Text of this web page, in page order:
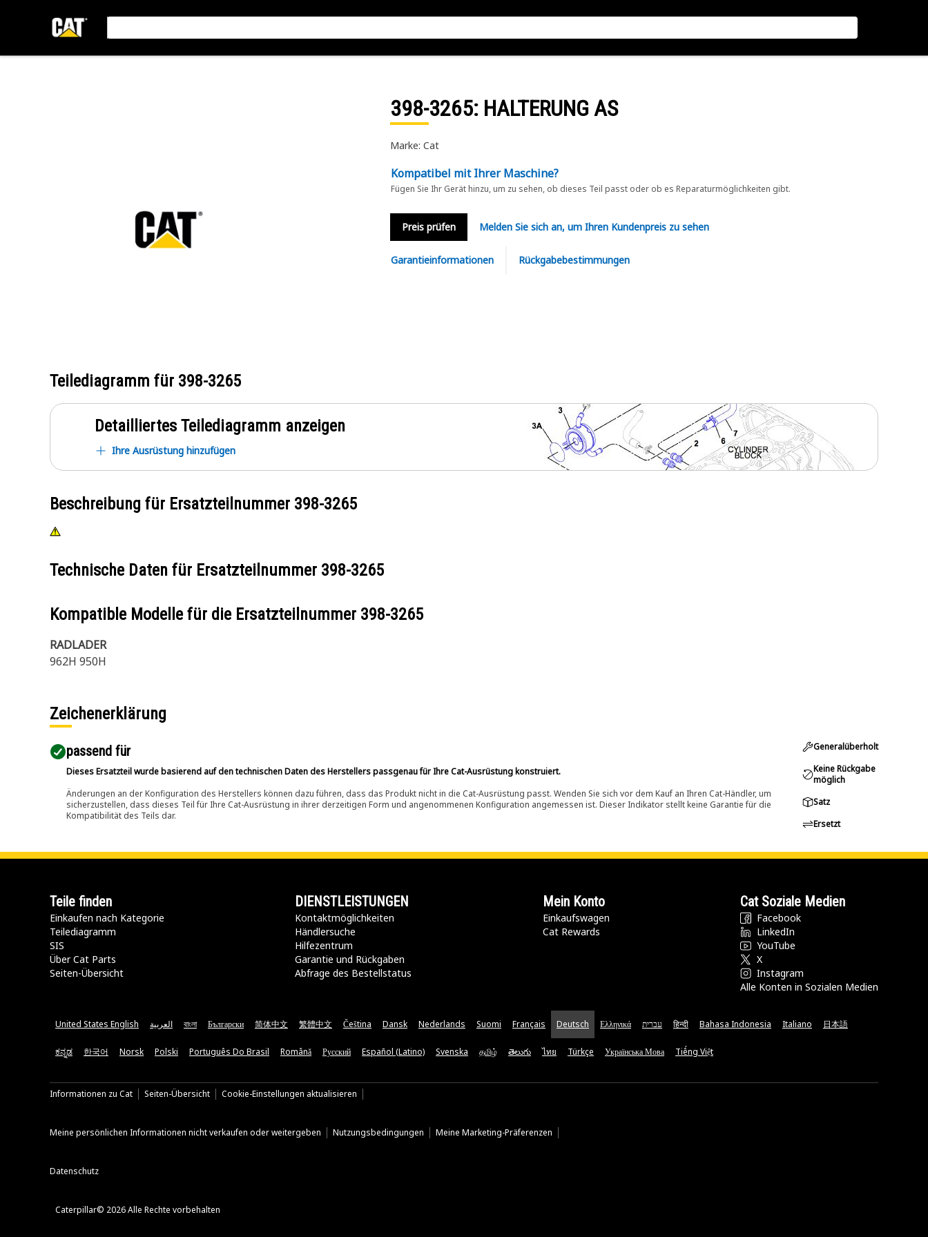
398-3265: HALTERUNG AS
Marke: Cat
Kompatibel mit Ihrer Maschine?
Fügen Sie Ihr Gerät hinzu, um zu sehen, ob dieses Teil passt oder ob es Reparaturmöglichkeiten gibt.
Preis prüfen Melden Sie sich an, um Ihren Kundenpreis zu sehen
Garantieinformationen Rückgabebestimmungen
Teilediagramm für 398-3265
Detailliertes Teilediagramm anzeigen
Ihre Ausrüstung hinzufügen
Beschreibung für Ersatzteilnummer 398-3265
Technische Daten für Ersatzteilnummer 398-3265
Kompatible Modelle für die Ersatzteilnummer 398-3265
RADLADER
962H 950H
Zeichenerklärung
passend für​
Dieses Ersatzteil wurde basierend auf den technischen Daten des Herstellers passgenau für Ihre Cat-Ausrüstung konstruiert.
Änderungen an der Konfiguration des Herstellers können dazu führen, dass das Produkt nicht in die Cat-Ausrüstung passt. Wenden Sie sich vor dem Kauf an Ihren Cat-Händler, um
sicherzustellen, dass dieses Teil für Ihre Cat-Ausrüstung in ihrer derzeitigen Form und angenommenen Konfiguration angemessen ist. Dieser Indikator stellt keine Garantie für die
Kompatibilität des Teils dar.
Generalüberholt
Keine Rückgabe
möglich
Satz
Ersetzt
Teile finden
Einkaufen nach Kategorie
Teilediagramm
SIS
Über Cat Parts
Seiten-Übersicht
DIENSTLEISTUNGEN
Kontaktmöglichkeiten​
Händlersuche
Hilfezentrum
Garantie und Rückgaben
Abfrage des Bestellstatus
Mein Konto
Einkaufswagen
Cat Rewards
Cat Soziale Medien
Facebook
LinkedIn
YouTube
X
Instagram
Alle Konten in Sozialen Medien
United States English العربية বাংলা Български 简体中文 繁體中文 Čeština Dansk Nederlands Suomi Français Deutsch Ελληνικά עברית हिन्दी Bahasa Indonesia Italiano 日本語
ಕನ್ನಡ 한국어 Norsk Polski Português Do Brasil Română Русский Español (Latino) Svenska தமிழ் తెలుగు ไทย Türkçe Українська Мова Tiếng Việt
Informationen zu Cat Seiten-Übersicht Cookie-Einstellungen aktualisieren
Meine persönlichen Informationen nicht verkaufen oder weitergeben Nutzungsbedingungen Meine Marketing-Präferenzen
Datenschutz
Caterpillar© 2026 Alle Rechte vorbehalten